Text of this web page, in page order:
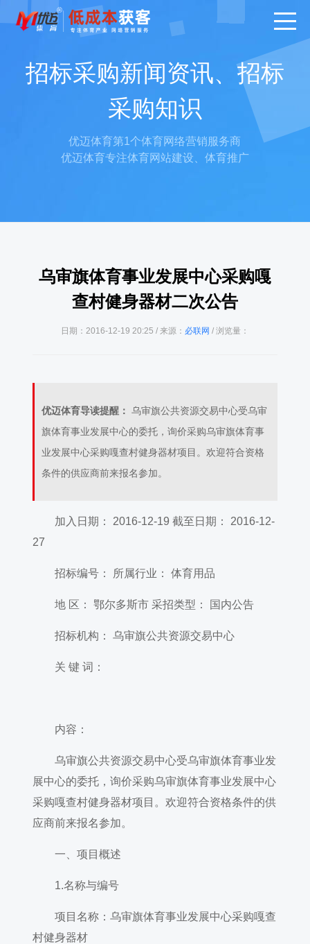
招标采购新闻资讯、招标
采购知识
优迈体育第1个体育网络营销服务商
优迈体育专注体育网站建设、体育推广
乌审旗体育事业发展中心采购嘎
查村健身器材二次公告
日期：2016-12-19 20:25 / 来源： 必联网 / 浏览量：
优迈体育导读提醒： 乌审旗公共资源交易中心受乌审
旗体育事业发展中心的委托，询价采购乌审旗体育事
业发展中心采购嘎查村健身器材项目。欢迎符合资格
条件的供应商前来报名参加。
加入日期： 2016-12-19 截至日期： 2016-12-
27
招标编号： 所属行业： 体育用品
地 区： 鄂尔多斯市 采招类型： 国内公告
招标机构： 乌审旗公共资源交易中心
关 键 词：
内容：
乌审旗公共资源交易中心受乌审旗体育事业发
展中心的委托，询价采购乌审旗体育事业发展中心
采购嘎查村健身器材项目。欢迎符合资格条件的供
应商前来报名参加。
一、项目概述
1.名称与编号
项目名称：乌审旗体育事业发展中心采购嘎查
村健身器材